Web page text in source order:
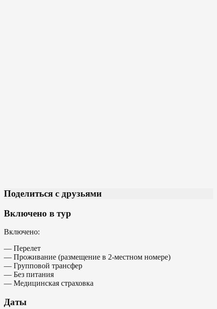
Поделиться с друзьями
Включено в тур
Включено:
— Перелет
— Проживание (размещение в 2-местном номере)
— Групповой трансфер
— Без питания
— Медицинская страховка
Даты